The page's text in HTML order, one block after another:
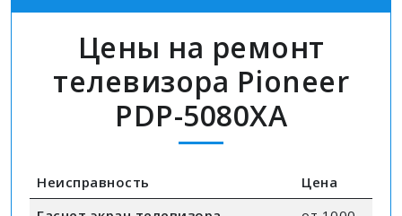
Цены на ремонт
телевизора Pioneer
PDP-5080XA
Неисправность
Цена